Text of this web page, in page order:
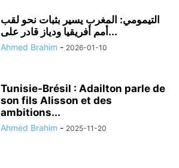
التيمومي: المغرب يسير بثبات نحو لقب
أمم أفريقيا ودياز قادر على...
Ahmed Brahim - 2026-01-10
Tunisie‑Brésil : Adailton parle de
son fils Alisson et des
ambitions...
Ahmed Brahim - 2025-11-20